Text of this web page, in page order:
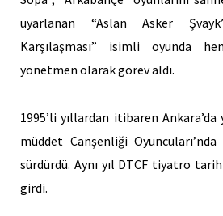
uyarlanan “Aslan Asker
Karşılaşması” isimli oyunda
yönetmen olarak görev aldı.
1995’li yıllardan itibaren Ankara’da
müddet Canşenliği
sürdürdü. Aynı yıl DTCF tiyatro
girdi.